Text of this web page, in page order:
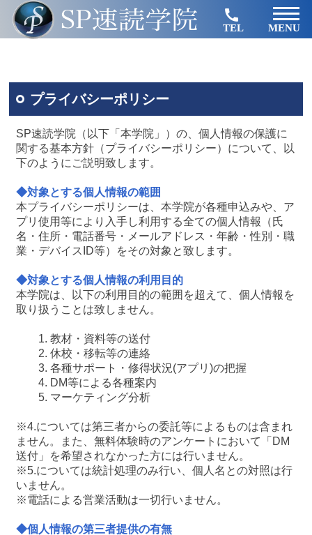
TEL MENU
プライバシーポリシー
SP速読学院（以下「本学院」）の、個人情報の保護に
関する基本方針（プライバシーポリシー）について、以
下のようにご説明致します。
◆対象とする個人情報の範囲
本プライバシーポリシーは、本学院が各種申込みや、ア
プリ使用等により入手し利用する全ての個人情報（氏
名・住所・電話番号・メールアドレス・年齢・性別・職
業・デバイスID等）をその対象と致します。
◆対象とする個人情報の利用目的
本学院は、以下の利用目的の範囲を超えて、個人情報を
取り扱うことは致しません。
1. 教材・資料等の送付
2. 休校・移転等の連絡
3. 各種サポート・修得状況(アプリ)の把握
4. DM等による各種案内
5. マーケティング分析
※4.については第三者からの委託等によるものは含まれ
ません。また、無料体験時のアンケートにおいて「DM
送付」を希望されなかった方には行いません。
※5.については統計処理のみ行い、個人名との対照は行
いません。
※電話による営業活動は一切行いません。
◆個人情報の第三者提供の有無